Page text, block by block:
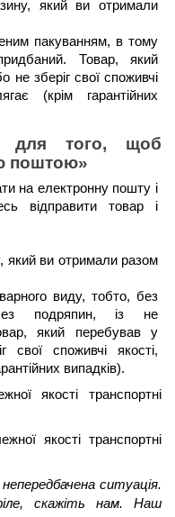
який ви отримали
пакуванням, в тому
Товар, який
не зберіг свої споживчі
(крім гарантійних
для того, щоб
поштою»
на електронну пошту і
відправити товар і
який ви отримали разом
виду, тобто, без
подряпин, із не
який перебував у
свої споживчі якості,
випадків).
якості транспортні
якості транспортні
ситуація.
скажіть нам. Наш